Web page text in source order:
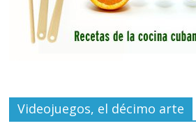
Videojuegos, el décimo arte